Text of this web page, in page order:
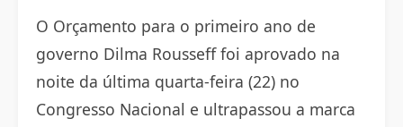
O Orçamento para o primeiro ano de
governo Dilma Rousseff foi aprovado na
noite da última quarta-feira (22) no
Congresso Nacional e ultrapassou a marca